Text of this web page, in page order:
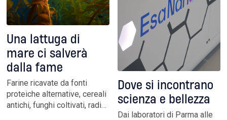
Una lattuga di
mare ci salverà
dalla fame
Farine ricavate da fonti
proteiche alternative, cereali
antichi, funghi coltivati, radici
Dove si incontrano
scienza e bellezza
Dai laboratori di Parma alle